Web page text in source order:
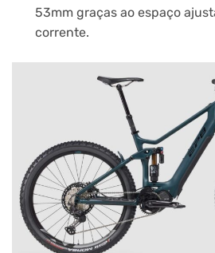
53mm graças ao espaço
corrente.